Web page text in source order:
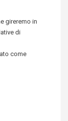
gireremo in
di
come